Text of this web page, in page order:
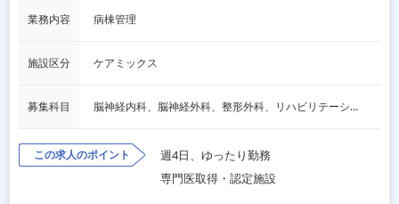
業務内容 病棟管理
施設区分 ケアミックス
募集科目 脳神経内科、脳神経外科、整形外科、リハビリテーション科
この求人のポイント
週4日、ゆったり勤務
専門医取得・認定施設